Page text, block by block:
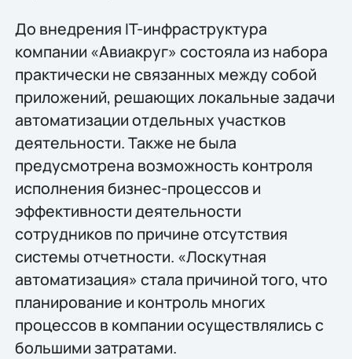
До внедрения IT-инфраструктура
компании «Авиакруг» состояла из набора
практически не связанных между собой
приложений, решающих локальные задачи
автоматизации отдельных участков
деятельности. Также не была
предусмотрена возможность контроля
исполнения бизнес-процессов и
эффективности деятельности
сотрудников по причине отсутствия
системы отчетности. «Лоскутная
автоматизация» стала причиной того, что
планирование и контроль многих
процессов в компании осуществлялись с
большими затратами.